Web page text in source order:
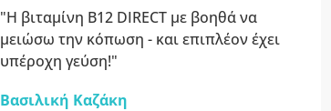
"Η βιταμίνη B12 DIRECT με βοηθά να
μειώσω την κόπωση - και επιπλέον έχει
υπέροχη γεύση!"
Βασιλική Καζάκη